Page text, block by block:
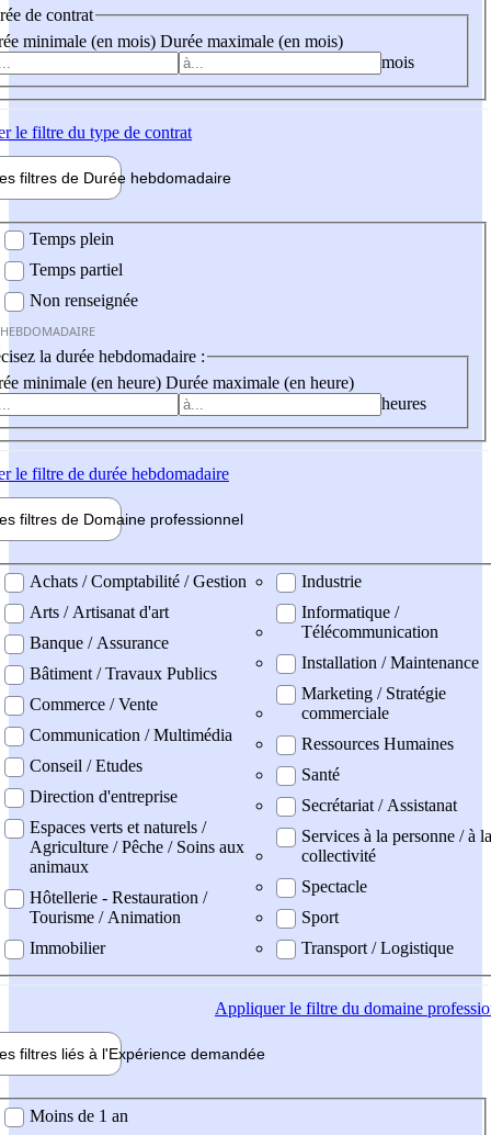
de contrat
minimale (en mois) Durée maximale (en mois)
mois
le filtre du type de contrat
filtres de Durée hebdomadaire
Temps plein
Temps partiel
Non renseignée
la durée hebdomadaire :
minimale (en heure) Durée maximale (en heure)
heures
le filtre de durée hebdomadaire
filtres de Domaine professionnel
professionel
Achats / Comptabilité / Gestion
Arts / Artisanat d'art
Banque / Assurance
Bâtiment / Travaux Publics
Commerce / Vente
Communication / Multimédia
Conseil / Etudes
Direction d'entreprise
Espaces verts et naturels /
Agriculture / Pêche / Soins aux
animaux
Hôtellerie - Restauration /
Tourisme / Animation
Immobilier
Industrie
Informatique /
Télécommunication
Installation / Maintenance
Marketing / Stratégie
commerciale
Ressources Humaines
Santé
Secrétariat / Assistanat
Services à la personne / à la
collectivité
Spectacle
Sport
Transport / Logistique
Appliquerle filtre du domaine
filtres liés à l'Expérience demandée
demandée
Moins de 1 an